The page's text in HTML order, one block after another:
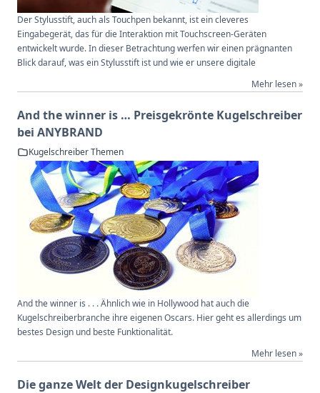
Der Stylusstift, auch als Touchpen bekannt, ist ein cleveres
Eingabegerät, das für die Interaktion mit Touchscreen-Geräten
entwickelt wurde. In dieser Betrachtung werfen wir einen prägnanten
Blick darauf, was ein Stylusstift ist und wie er unsere digitale
Mehr lesen »
And the winner is … Preisgekrönte Kugelschreiber
bei ANYBRAND
Kugelschreiber Themen
And the winner is . . . Ähnlich wie in Hollywood hat auch die
Kugelschreiberbranche ihre eigenen Oscars. Hier geht es allerdings um
bestes Design und beste Funktionalität.
Mehr lesen »
Die ganze Welt der Designkugelschreiber